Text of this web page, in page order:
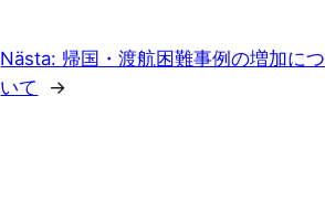
Nästa: 帰国・渡航困難事例の増加につ
いて
→